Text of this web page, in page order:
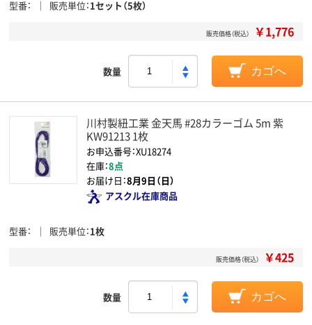
型番 販売単位 1セット（5枚）
販売価格（税込） ￥1,776
数量 カゴへ
川村製紐工業 金天馬 #28カラーゴム 5m 紫
KW91213 1枚
お申込番号：XU18274
在庫：8点
お届け日：8月9日（日）
アスクル在庫商品
型番 販売単位 1枚
販売価格（税込） ￥425
数量 カゴへ